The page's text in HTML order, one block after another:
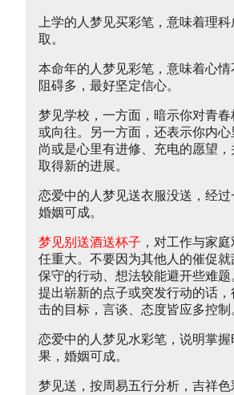
上学的人梦见买彩笔，意味着理
取。
本命年的人梦见彩笔，意味着心
阻碍多，最好坚定信心。
梦见学校，一方面，暗示你对青
或向往。另一方面，还表示你内
尚或是心里有进修、充电的愿望
取得新的进展。
恋爱中的人梦见送衣服没送，经
婚姻可成。
梦见别送酒送杯子 ，对工作与家
任重大。不要因为其他人的催促
保守的行动、想法较能避开些难
提出崭新的点子或突发行动的话
击的目标，言谈、态度皆应多控制
恋爱中的人梦见水彩笔，说明掌
果，婚姻可成。
梦见送，按周易五行分析，吉祥色